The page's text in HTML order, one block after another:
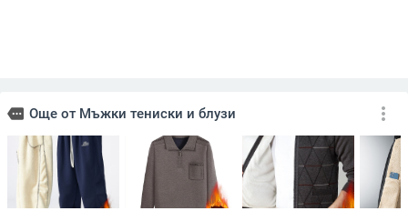
more Още от Мъжки тениски и блузи more_vert